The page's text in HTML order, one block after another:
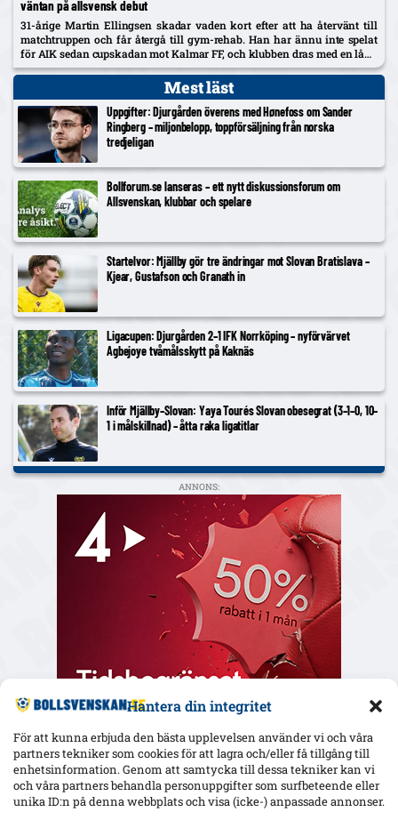
Hantera din integritet
För att kunna erbjuda den bästa upplevelsen använder vi och våra
partners tekniker som cookies för att lagra och/eller få tillgång till
enhetsinformation. Genom att samtycka till dessa tekniker kan vi
och våra partners behandla personuppgifter som surfbeteende eller
unika ID:n på denna webbplats och visa (icke-) anpassade annonser.
väntan på allsvensk debut
31-årige Martin Ellingsen skadar vaden kort efter att ha återvänt till
matchtruppen och får återgå till gym-rehab. Han har ännu inte spelat
för AIK sedan cupskadan mot Kalmar FF, och klubben dras med en lång
skadelista som nu också utreds...
Mest läst
Uppgifter: Djurgården överens med Hønefoss om Sander
Ringberg – miljonbelopp, toppförsäljning från norska
tredjeligan
Bollforum.se lanseras – ett nytt diskussionsforum om
Allsvenskan, klubbar och spelare
Startelvor: Mjällby gör tre ändringar mot Slovan Bratislava –
Kjear, Gustafson och Granath in
Ligacupen: Djurgården 2–1 IFK Norrköping – nyförvärvet
Agbejoye tvåmålsskytt på Kaknäs
Inför Mjällby–Slovan: Yaya Tourés Slovan obesegrat (3–1–0, 10–
1 i målskillnad) – åtta raka ligatitlar
ANNONS:
Senaste